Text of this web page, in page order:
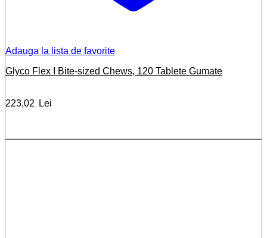
Adauga la lista de favorite
Glyco Flex I Bite-sized Chews, 120 Tablete Gumate
223,02 Lei